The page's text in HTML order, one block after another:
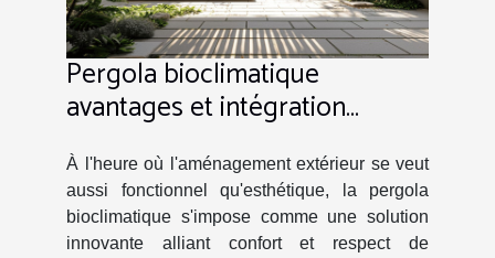
Pergola bioclimatique
avantages et intégration
paysagère
À l'heure où l'aménagement extérieur se veut
aussi fonctionnel qu'esthétique, la pergola
bioclimatique s'impose comme une solution
innovante alliant confort et respect de